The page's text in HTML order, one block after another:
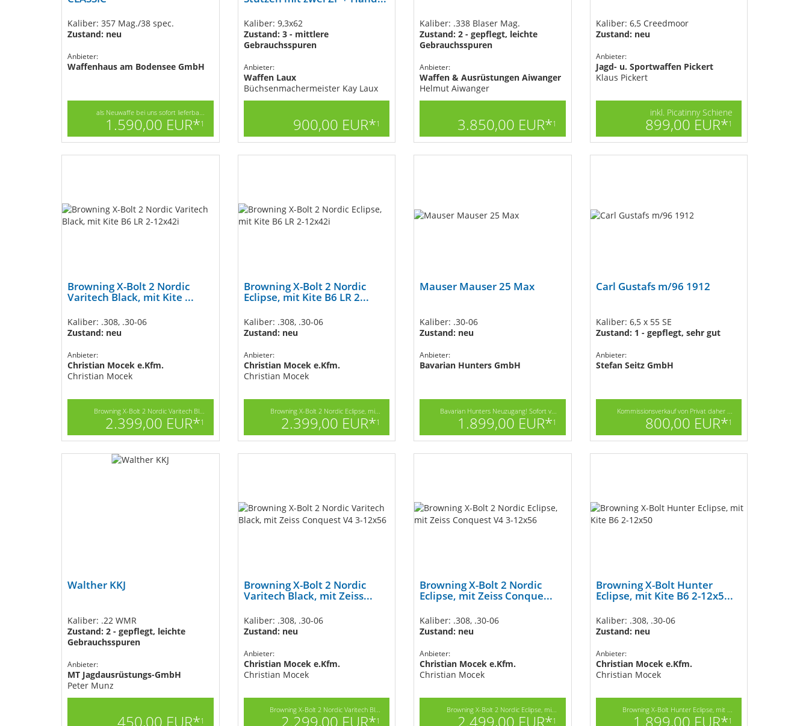
Kaliber: 357 Mag./38 spec.
Zustand: neu
Anbieter:
Waffenhaus am Bodensee GmbH
als Neuwaffe bei uns sofort lieferba...
1.590,00 EUR*1
Kaliber: 9,3x62
Zustand: 3 - mittlere
Gebrauchsspuren
Anbieter:
Waffen Laux
Büchsenmachermeister Kay Laux
900,00 EUR*1
Kaliber: .338 Blaser Mag.
Zustand: 2 - gepflegt, leichte
Gebrauchsspuren
Anbieter:
Waffen & Ausrüstungen Aiwanger
Helmut Aiwanger
3.850,00 EUR*1
Kaliber: 6,5 Creedmoor
Zustand: neu
Anbieter:
Jagd- u. Sportwaffen Pickert
Klaus Pickert
inkl. Picatinny Schiene
899,00 EUR*1
Browning X-Bolt 2 Nordic
Varitech Black, mit Kite ...
Kaliber: .308, .30-06
Zustand: neu
Anbieter:
Christian Mocek e.Kfm.
Christian Mocek
Browning X-Bolt 2 Nordic Varitech Bl...
2.399,00 EUR*1
Browning X-Bolt 2 Nordic
Eclipse, mit Kite B6 LR 2...
Kaliber: .308, .30-06
Zustand: neu
Anbieter:
Christian Mocek e.Kfm.
Christian Mocek
Browning X-Bolt 2 Nordic Eclipse, mi...
2.399,00 EUR*1
Mauser Mauser 25 Max
Kaliber: .30-06
Zustand: neu
Anbieter:
Bavarian Hunters GmbH
Bavarian Hunters Neuzugang! Sofort v...
1.899,00 EUR*1
Carl Gustafs m/96 1912
Kaliber: 6,5 x 55 SE
Zustand: 1 - gepflegt, sehr gut
Anbieter:
Stefan Seitz GmbH
Kommissionsverkauf von Privat daher ...
800,00 EUR*1
Walther KKJ
Kaliber: .22 WMR
Zustand: 2 - gepflegt, leichte
Gebrauchsspuren
Anbieter:
MT Jagdausrüstungs-GmbH
Peter Munz
450,00 EUR*1
Browning X-Bolt 2 Nordic
Varitech Black, mit Zeiss...
Kaliber: .308, .30-06
Zustand: neu
Anbieter:
Christian Mocek e.Kfm.
Christian Mocek
Browning X-Bolt 2 Nordic Varitech Bl...
2.299,00 EUR*1
Browning X-Bolt 2 Nordic
Eclipse, mit Zeiss Conque...
Kaliber: .308, .30-06
Zustand: neu
Anbieter:
Christian Mocek e.Kfm.
Christian Mocek
Browning X-Bolt 2 Nordic Eclipse, mi...
2.499,00 EUR*1
Browning X-Bolt Hunter
Eclipse, mit Kite B6 2-12x5...
Kaliber: .308, .30-06
Zustand: neu
Anbieter:
Christian Mocek e.Kfm.
Christian Mocek
Browning X-Bolt Hunter Eclipse, mit ...
1.899,00 EUR*1